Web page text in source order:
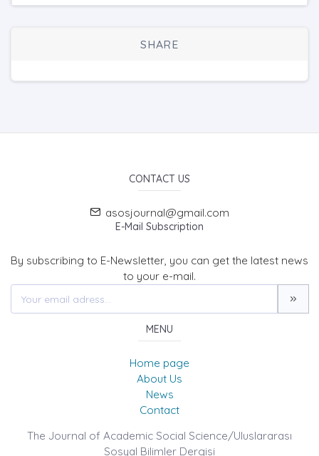
SHARE
CONTACT US
asosjournal@gmail.com
E-Mail Subscription
By subscribing to E-Newsletter, you can get the latest news
to your e-mail.
MENU
Home page
About Us
News
Contact
The Journal of Academic Social Science/Uluslararası
Sosyal Bilimler Dergisi